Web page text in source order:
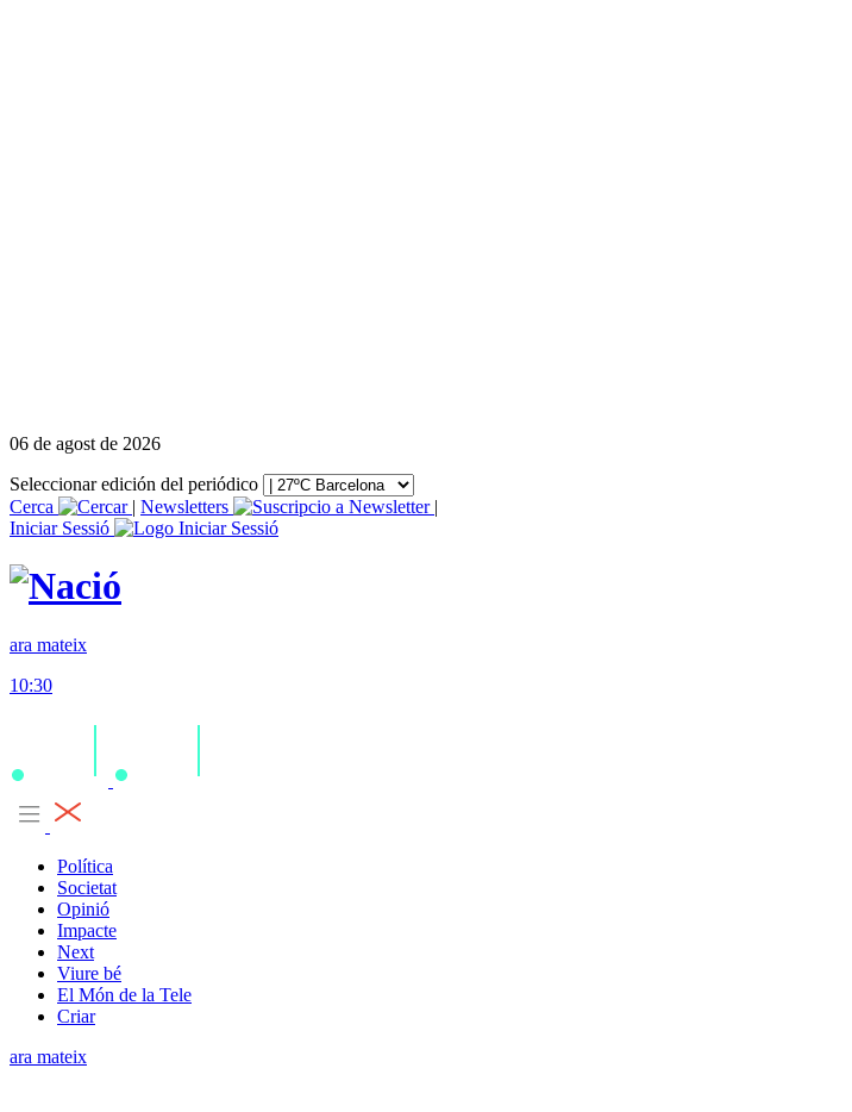
06 de agost de 2026
Seleccionar edición del periódico
Cerca
| Newsletters
|
Iniciar Sessió
ara mateix
10:30
Política
Societat
Opinió
Impacte
Next
Viure bé
El Món de la Tele
Criar
ara mateix